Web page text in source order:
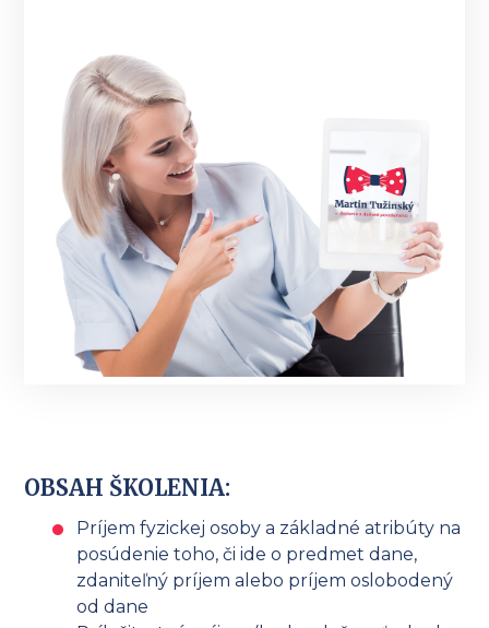
OBSAH ŠKOLENIA:
Príjem fyzickej osoby a základné atribúty na
posúdenie toho, či ide o predmet dane,
zdaniteľný príjem alebo príjem oslobodený
od dane